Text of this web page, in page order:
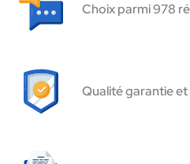
Choix parmi 978
Qualité garantie